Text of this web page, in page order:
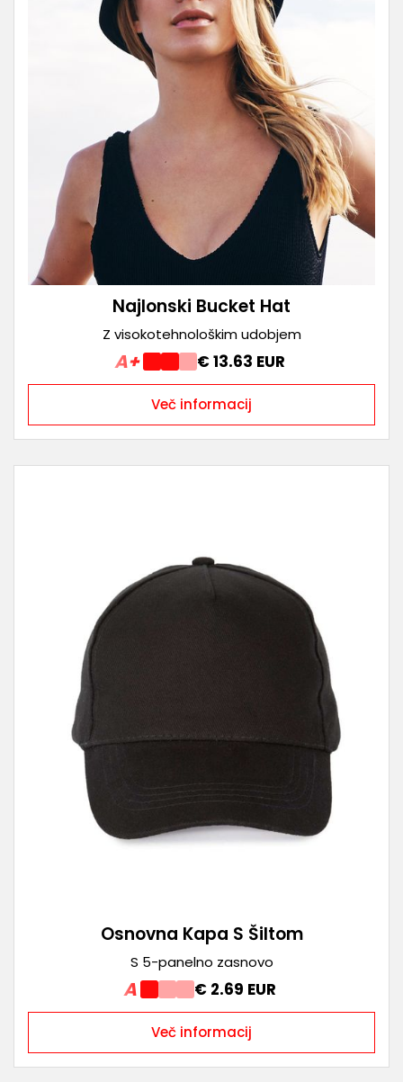
Najlonski Bucket Hat
Z visokotehnološkim udobjem
A+ € 13.63 EUR
Več informacij
Osnovna Kapa S Šiltom
S 5-panelno zasnovo
A € 2.69 EUR
Več informacij